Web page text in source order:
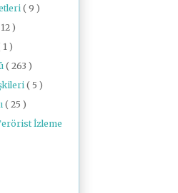
( 9 )
)
1 )
( 263 )
( 5 )
( 25 )
İzleme